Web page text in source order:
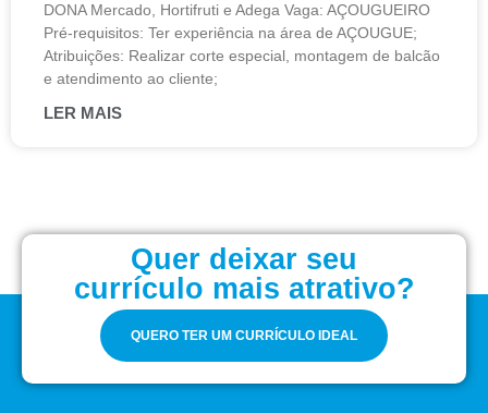
DONA Mercado, Hortifruti e Adega Vaga: AÇOUGUEIRO
Pré-requisitos: Ter experiência na área de AÇOUGUE;
Atribuições: Realizar corte especial, montagem de balcão
e atendimento ao cliente;
LER MAIS
Quer deixar seu
currículo mais atrativo?
QUERO TER UM CURRÍCULO IDEAL